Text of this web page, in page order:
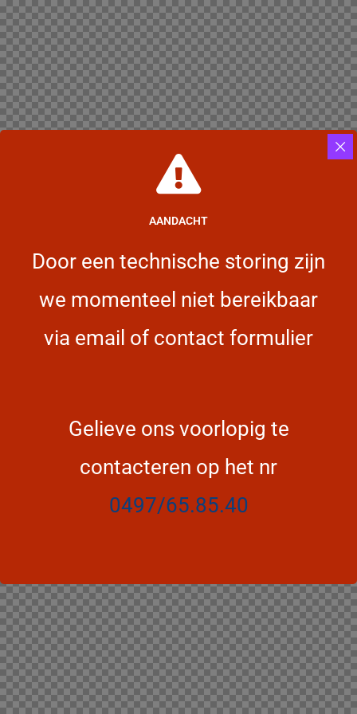
AANDACHT
Door een technische storing zijn
we momenteel niet bereikbaar
via email of contact formulier
Gelieve ons voorlopig te
contacteren op het nr
0497/65.85.40